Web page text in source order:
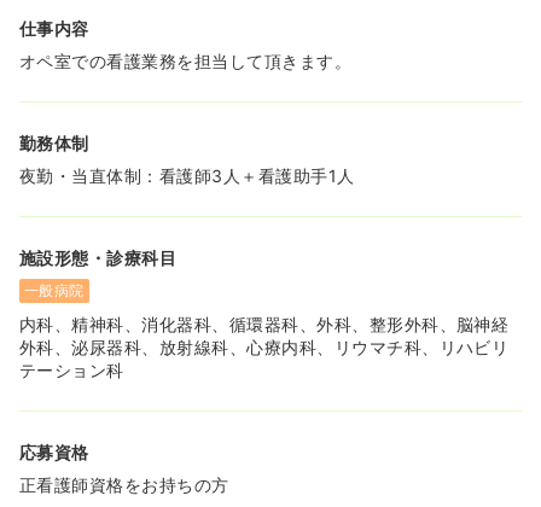
仕事内容
オペ室での看護業務を担当して頂きます。
勤務体制
夜勤・当直体制：看護師3人＋看護助手1人
施設形態・診療科目
一般病院
内科、精神科、消化器科、循環器科、外科、整形外科、脳神経
外科、泌尿器科、放射線科、心療内科、リウマチ科、リハビリ
テーション科
応募資格
正看護師資格をお持ちの方